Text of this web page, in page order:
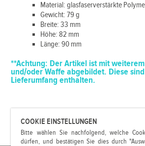
COOKIE EINSTELLUNGEN
Bitte wählen Sie nachfolgend, welche
dürfen, und bestätigen Sie dies durch
Material: glasfaserverstärkte
Gewicht: 79 g
Breite: 33 mm
Höhe: 82 mm
Länge: 90 mm
**Achtung: Der Artikel ist mit
und/oder Waffe abgebildet. Diese
Lieferumfang enthalten.